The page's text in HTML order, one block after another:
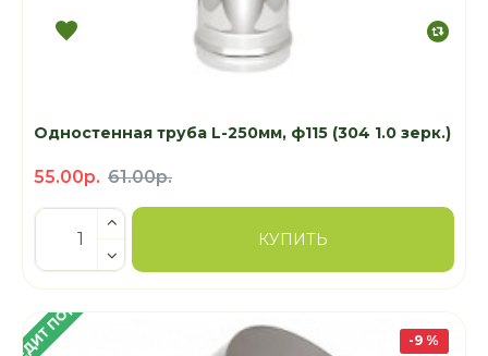
Одностенная труба L-250мм, ф115 (304 1.0 зерк.)
55.00р. 61.00р.
КУПИТЬ
ПОД 4% -9 %